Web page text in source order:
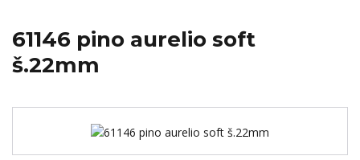
61146 pino aurelio soft
š.22mm